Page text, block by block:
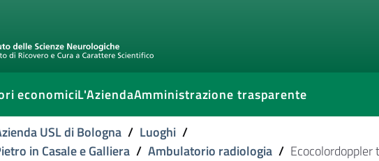
economiciL'AziendaAmministrazione trasparente
USL di Bologna / Luoghi /
in Casale e Galliera / Ambulatorio radiologia /